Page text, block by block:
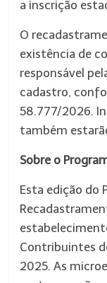
a inscrição
O
existência de
responsável
cadastro,
58.777/2026.
também
Sobre o
Esta edição do
Contribuintes
2025. As